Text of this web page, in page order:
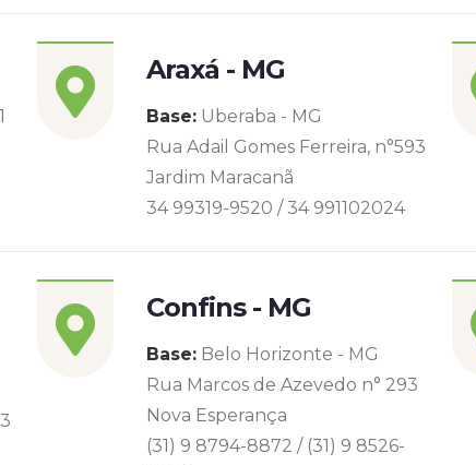
Araxá - MG
Base: Uberaba - MG
Rua Adail Gomes Ferreira, n°593
Jardim Maracanã
34 99319-9520 / 34 991102024
Confins - MG
Base: Belo Horizonte - MG
Rua Marcos de Azevedo n° 293
Nova Esperança
(31) 9 8794-8872 / (31) 9 8526-